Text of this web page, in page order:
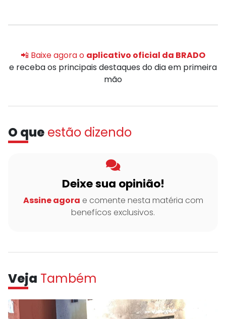
📲 Baixe agora o aplicativo oficial da BRADO
e receba os principais destaques do dia em primeira
mão
O que estão dizendo
Deixe sua opinião!
Assine agora e comente nesta matéria com
benefícos exclusivos.
Veja Também